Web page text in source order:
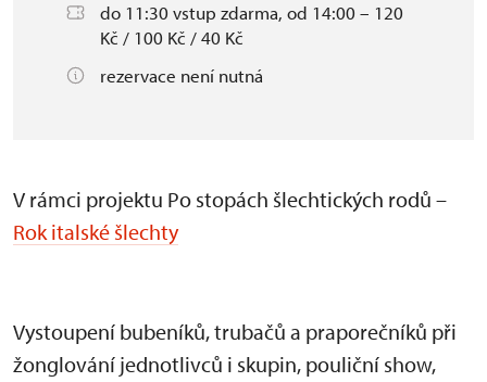
do 11:30 vstup zdarma, od 14:00 – 120
Kč / 100 Kč / 40 Kč
rezervace není nutná
V rámci projektu Po stopách šlechtických rodů –
Rok italské šlechty
Vystoupení bubeníků, trubačů a praporečníků při
žonglování jednotlivců i skupin, pouliční show,